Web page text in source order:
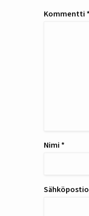
Kommentti *
Nimi *